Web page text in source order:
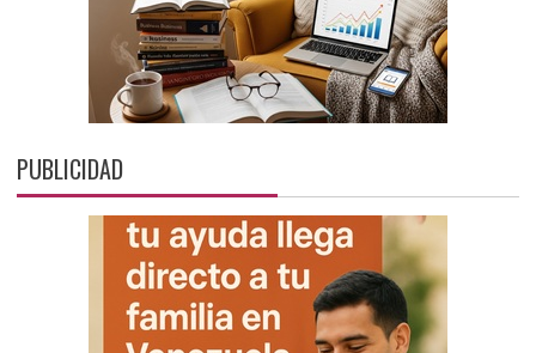
PUBLICIDAD